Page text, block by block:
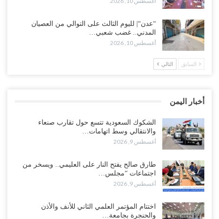
للإمارات بتدبير “تحالف الجنوب والشمال“..!
أغسطس 9, 2026
طوارئ أمريكية في قاعدة “شابيلي“ بجيبوتي عقب هجوم يمني واسع
على التحشيدات السعودية غرب اليمن..!
حملة اعتقالات في المكلا على خلفية العصيان المدني وتصاعد الاحتجاجات
أغسطس 9, 2026
وسط مخاوف من انقلاب جديد مع اقتراب تصعيد شامل.. السعودية تحتجز
أغسطس 9, 2026
الانتقالي يحاصر قوات سعودية في الضالع.. والرياض تلوّح بالخيار
أغسطس 9, 2026
“عدن“| لليوم الثالث على التوالي من العصيان
المدني.. غضب شعبي…
أغسطس 10, 2026
السابق التالي
أخبار اليمن
الشكوك السعودية تتسع حول تقارب صنعاء
والانتقالي وسط اتهامات…
أغسطس 9, 2026
طارق صالح يفتح النار على العليمي.. ويسخر من
اجتماعات “مجلس…
أغسطس 9, 2026
اختتام المؤتمر العلمي الثاني للأنف والأذن
والحنجرة بجامعة…